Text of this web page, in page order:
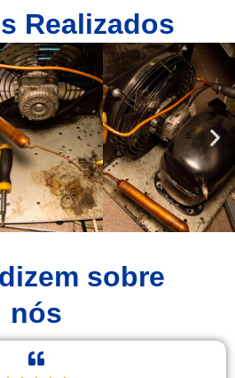
Realizados
sobre
nós